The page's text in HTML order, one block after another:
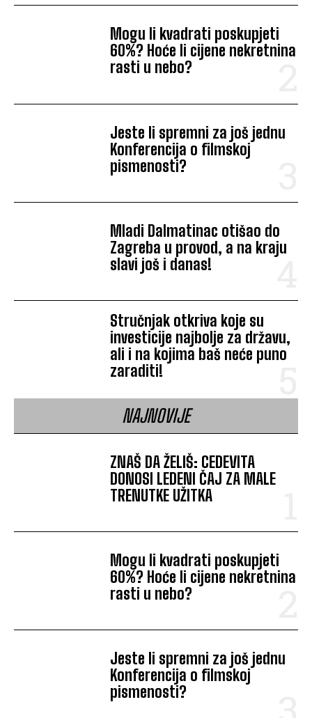
Mogu li kvadrati poskupjeti
60%? Hoće li cijene nekretnina
rasti u nebo?
Jeste li spremni za još jednu
Konferencija o filmskoj
pismenosti?
Mladi Dalmatinac otišao do
Zagreba u provod, a na kraju
slavi još i danas!
Stručnjak otkriva koje su
investicije najbolje za državu,
ali i na kojima baš neće puno
zaraditi!
NAJNOVIJE
ZNAŠ DA ŽELIŠ: CEDEVITA
DONOSI LEDENI ČAJ ZA MALE
TRENUTKE UŽITKA
Mogu li kvadrati poskupjeti
60%? Hoće li cijene nekretnina
rasti u nebo?
Jeste li spremni za još jednu
Konferencija o filmskoj
pismenosti?